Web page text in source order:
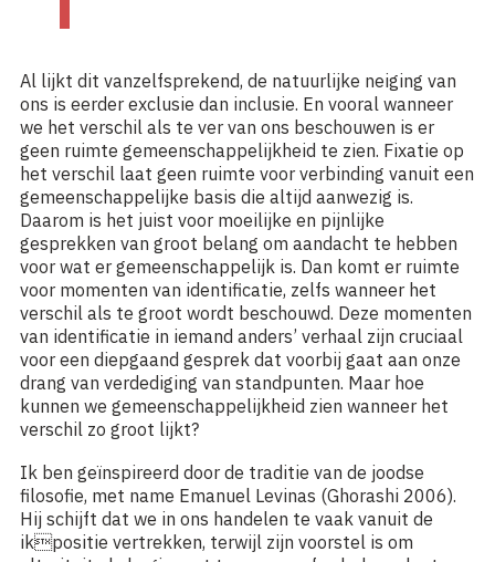
Al lijkt dit vanzelfsprekend, de natuurlijke neiging van
ons is eerder exclusie dan inclusie. En vooral wanneer
we het verschil als te ver van ons beschouwen is er
geen ruimte gemeenschappelijkheid te zien. Fixatie op
het verschil laat geen ruimte voor verbinding vanuit een
gemeenschappelijke basis die altijd aanwezig is.
Daarom is het juist voor moeilijke en pijnlijke
gesprekken van groot belang om aandacht te hebben
voor wat er gemeenschappelijk is. Dan komt er ruimte
voor momenten van identificatie, zelfs wanneer het
verschil als te groot wordt beschouwd. Deze momenten
van identificatie in iemand anders’ verhaal zijn cruciaal
voor een diepgaand gesprek dat voorbij gaat aan onze
drang van verdediging van standpunten. Maar hoe
kunnen we gemeenschappelijkheid zien wanneer het
verschil zo groot lijkt?
Ik ben geïnspireerd door de traditie van de joodse
filosofie, met name Emanuel Levinas (Ghorashi 2006).
Hij schijft dat we in ons handelen te vaak vanuit de
ikpositie vertrekken, terwijl zijn voorstel is om